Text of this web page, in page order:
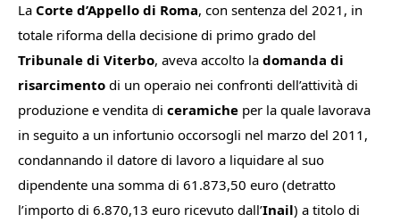
La Corte d’Appello di Roma, con sentenza del 2021, in
totale riforma della decisione di primo grado del
Tribunale di Viterbo, aveva accolto la domanda di
risarcimento di un operaio nei confronti dell’attività di
produzione e vendita di ceramiche per la quale lavorava
in seguito a un infortunio occorsogli nel marzo del 2011,
condannando il datore di lavoro a liquidare al suo
dipendente una somma di 61.873,50 euro (detratto
l’importo di 6.870,13 euro ricevuto dall’Inail) a titolo di